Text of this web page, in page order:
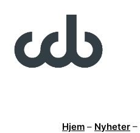
Hjem – Nyheter –